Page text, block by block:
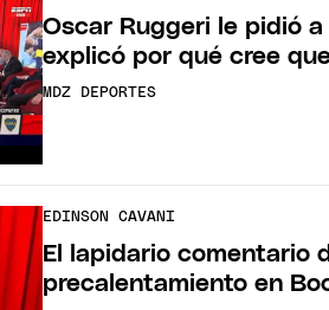
Oscar Ruggeri le pidió
explicó por qué cree
MDZ DEPORTES
EDINSON CAVANI
El lapidario comentario
precalentamiento en